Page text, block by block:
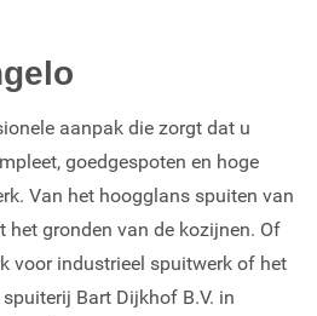
aanpak die zorgt dat u
goedgespoten en hoge
Van het hoogglans spuiten van
het gronden van de kozijnen. Of
voor industrieel spuitwerk of het
Bart Dijkhof B.V. in